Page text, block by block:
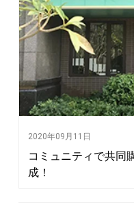
2020年09月11日
コミュニティで共同
成！